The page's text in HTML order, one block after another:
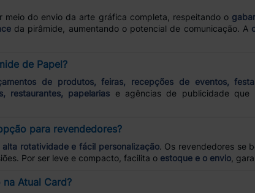
meio do envio da arte gráfica completa, respeitando o
da pirâmide, aumentando o potencial de comunicação. A
de Papel?
de produtos, feiras, recepções de eventos,
restaurantes, papelarias e agências de publicidade que
para revendedores?
rotatividade e fácil personalização. Os revendedores se
Por ser leve e compacto, facilita o estoque e o envio ,
Atual Card?